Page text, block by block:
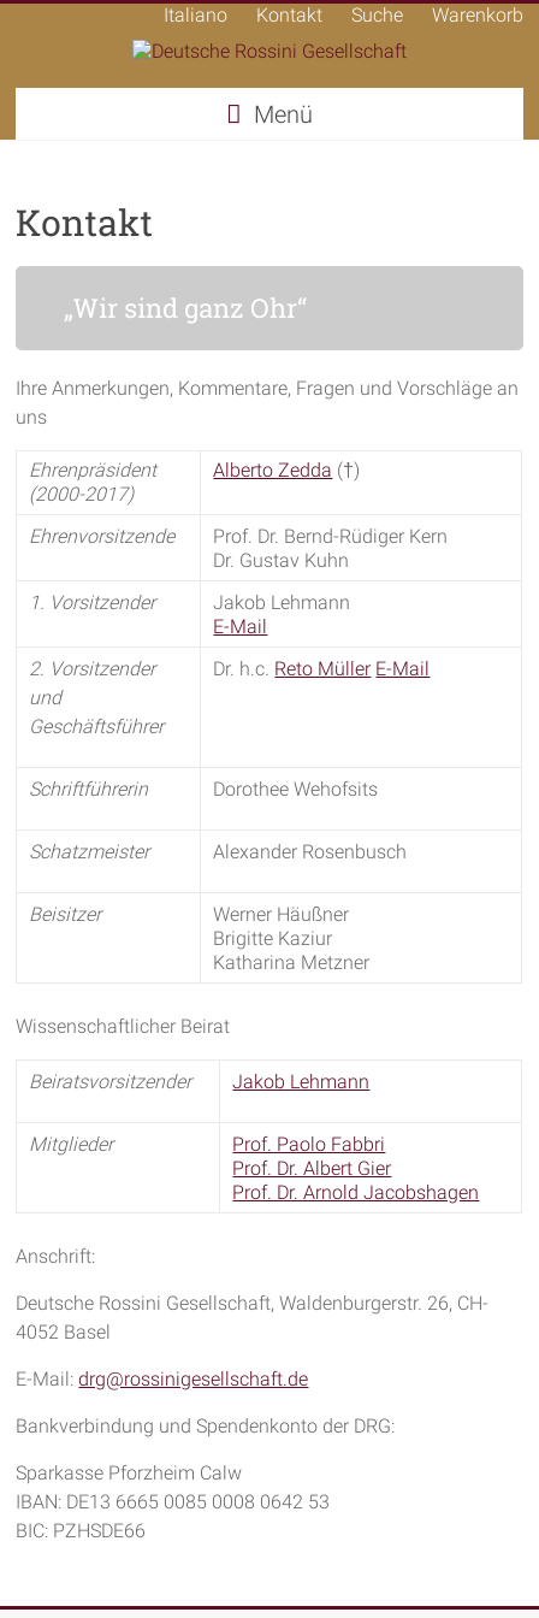
Italiano Kontakt Suche Warenkorb
Deutsche
Rossini
Menü
Kontakt
„Wir sind ganz Ohr“
Ihre Anmerkungen, Kommentare, Fragen und Vorschläge an
uns
Ehrenpräsident
(2000-2017)
Alberto Zedda (†)
Ehrenvorsitzende
Prof. Dr. Bernd-Rüdiger Kern
Dr. Gustav Kuhn
1. Vorsitzender
Jakob Lehmann
E-Mail
2. Vorsitzender
und
Geschäftsführer
Dr. h.c. Reto Müller E-Mail
Schriftführerin Dorothee Wehofsits
Schatzmeister Alexander Rosenbusch
Beisitzer
Werner Häußner
Brigitte Kaziur
Katharina Metzner
Wissenschaftlicher Beirat
Beiratsvorsitzender Jakob Lehmann
Mitglieder
Prof. Paolo Fabbri
Prof. Dr. Albert Gier
Prof. Dr. Arnold Jacobshagen
Anschrift:
Deutsche Rossini Gesellschaft, Waldenburgerstr. 26, CH-
4052 Basel
E-Mail:drg@rossinigesellschaft.de
Bankverbindung und Spendenkonto der DRG:
Sparkasse Pforzheim Calw
IBAN: DE13 6665 0085 0008 0642 53
BIC: PZHSDE66